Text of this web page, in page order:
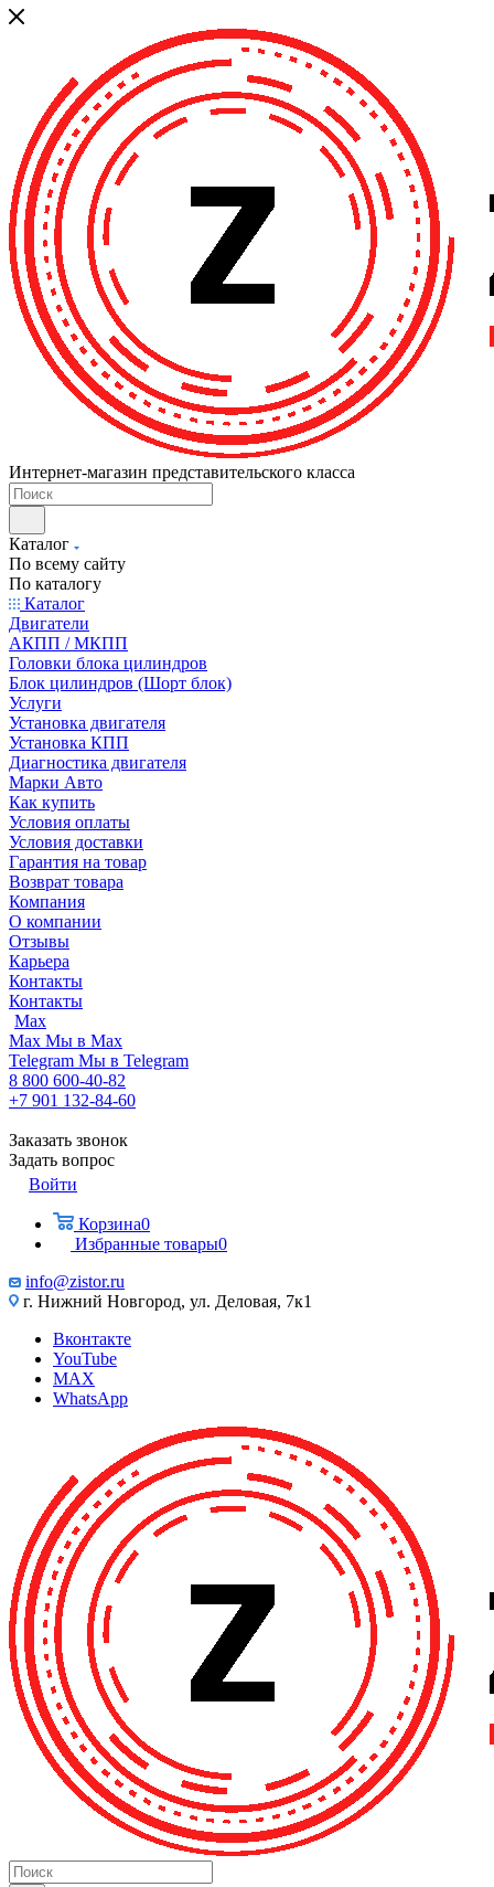
Интернет-магазин представительского класса
Каталог
По всему сайту
По каталогу
Каталог
Двигатели
АКПП / МКПП
Головки блока цилиндров
Блок цилиндров (Шорт блок)
Услуги
Установка двигателя
Установка КПП
Диагностика двигателя
Марки Авто
Как купить
Условия оплаты
Условия доставки
Гарантия на товар
Возврат товара
Компания
О компании
Отзывы
Карьера
Контакты
Контакты
Max
Max Мы в Max
Telegram Мы в Telegram
8 800 600-40-82
+7 901 132-84-60
Заказать звонок
Задать вопрос
Войти
Корзина0
Избранные товары0
info@zistor.ru
г. Нижний Новгород, ул. Деловая, 7к1
Вконтакте
YouTube
MAX
WhatsApp